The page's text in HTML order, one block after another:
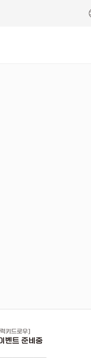
럭키드로우]
벤트 준비중